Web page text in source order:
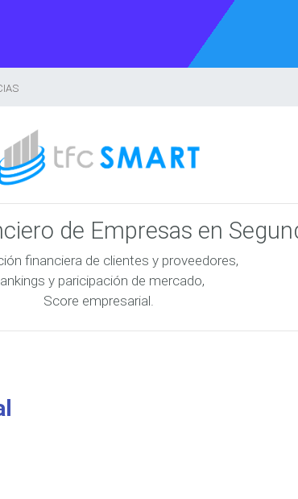
de Empresas en
financiera de clientes y proveedores,
y paricipación de mercado,
Score empresarial.